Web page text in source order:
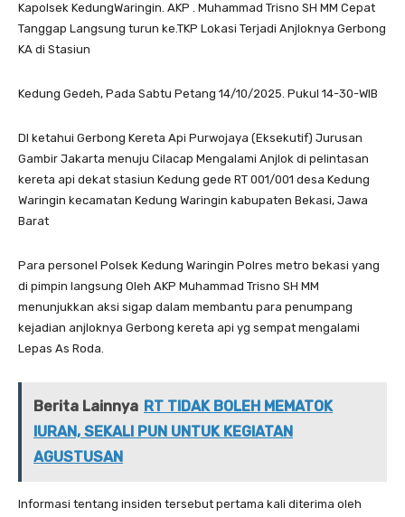
Kapolsek KedungWaringin. AKP . Muhammad Trisno SH MM Cepat
Tanggap Langsung turun ke.TKP Lokasi Terjadi Anjloknya Gerbong
KA di Stasiun
Kedung Gedeh, Pada Sabtu Petang 14/10/2025. Pukul 14-30-WIB
DI ketahui Gerbong Kereta Api Purwojaya (Eksekutif) Jurusan
Gambir Jakarta menuju Cilacap Mengalami Anjlok di pelintasan
kereta api dekat stasiun Kedung gede RT 001/001 desa Kedung
Waringin kecamatan Kedung Waringin kabupaten Bekasi, Jawa
Barat
Para personel Polsek Kedung Waringin Polres metro bekasi yang
di pimpin langsung Oleh AKP Muhammad Trisno SH MM
menunjukkan aksi sigap dalam membantu para penumpang
kejadian anjloknya Gerbong kereta api yg sempat mengalami
Lepas As Roda.
Berita Lainnya RT TIDAK BOLEH MEMATOK
IURAN, SEKALI PUN UNTUK KEGIATAN
AGUSTUSAN
Informasi tentang insiden tersebut pertama kali diterima oleh